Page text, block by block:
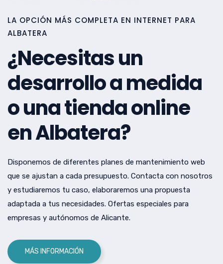
LA OPCIÓN MÁS COMPLETA EN INTERNET PARA
ALBATERA
¿Necesitas un
desarrollo a medida
o una tienda online
en Albatera?
Disponemos de diferentes planes de mantenimiento web
que se ajustan a cada presupuesto. Contacta con nosotros
y estudiaremos tu caso, elaboraremos una propuesta
adaptada a tus necesidades. Ofertas especiales para
empresas y autónomos de Alicante.
MÁS INFORMACIÓN